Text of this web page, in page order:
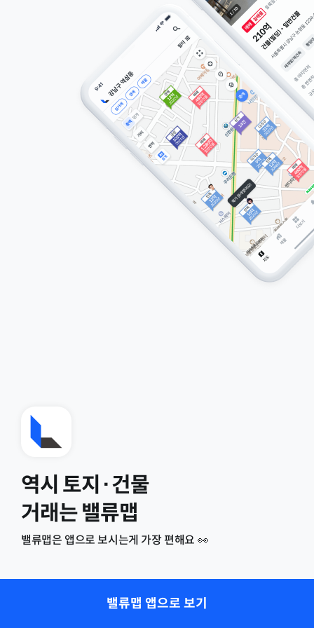
역시 토지·건물
거래는 밸류맵
밸류맵은 앱으로 보시는게 가장 편해요 👀
밸류맵 앱으로 보기